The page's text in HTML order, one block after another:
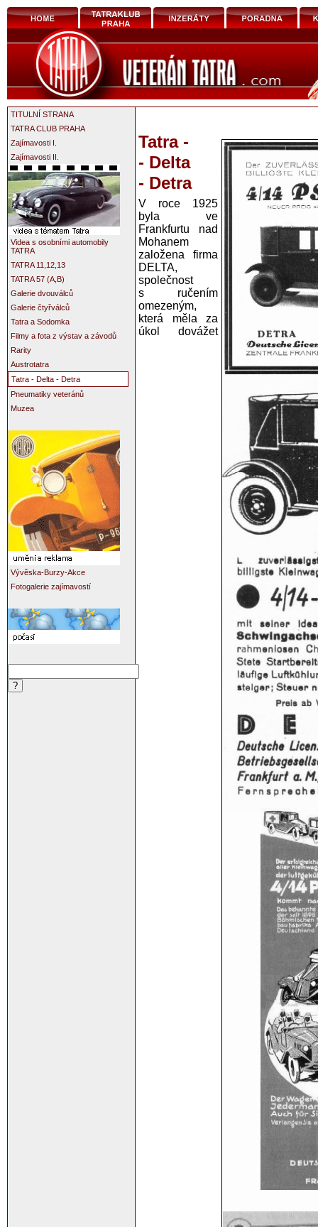
TITULNÍ STRANA
TATRA CLUB PRAHA
Zajímavosti I.
Zajímavosti II.
Videa s osobními automobily
TATRA
TATRA 11,12,13
TATRA 57 (A,B)
Galerie dvouválců
Galerie čtyřválců
Tatra a Sodomka
Filmy a fota z výstav a závodů
Rarity
Austrotatra
Tatra - Delta - Detra
Pneumatiky veteránů
Muzea
Vývěska-Burzy-Akce
Fotogalerie zajímavostí
Tatra -
- Delta
- Detra
V roce 1925
byla ve
Frankfurtu nad
Mohanem
založena firma
DELTA,
společnost
s ručením
omezeným,
která měla za
úkol dovážet